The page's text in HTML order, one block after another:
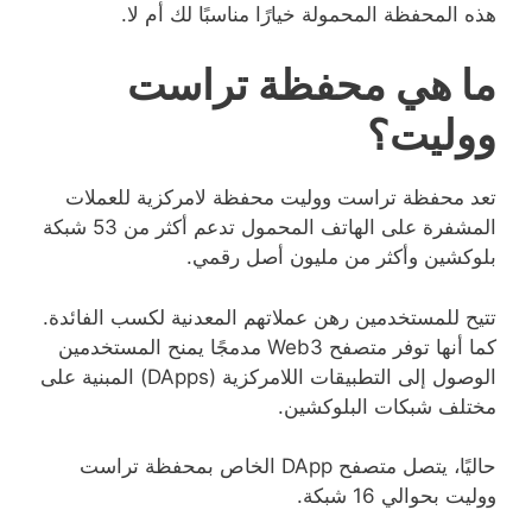
هذه المحفظة المحمولة خيارًا مناسبًا لك أم لا.
ما هي محفظة تراست
ووليت؟
تعد محفظة تراست ووليت محفظة لامركزية للعملات
المشفرة على الهاتف المحمول تدعم أكثر من 53 شبكة
بلوكشين وأكثر من مليون أصل رقمي.
تتيح للمستخدمين رهن عملاتهم المعدنية لكسب الفائدة.
كما أنها توفر متصفح Web3 مدمجًا يمنح المستخدمين
الوصول إلى التطبيقات اللامركزية (DApps) المبنية على
مختلف شبكات البلوكشين.
حاليًا، يتصل متصفح DApp الخاص بمحفظة تراست
ووليت بحوالي 16 شبكة.